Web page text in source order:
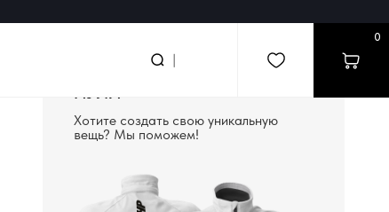
0
searc
СОЗДАДИМ ВЕЩЬ С
Хотите создать свою уникальную
вещь? Мы поможем!